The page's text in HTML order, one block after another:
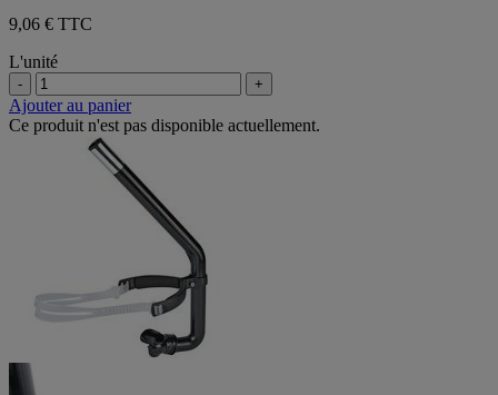
9,06 € TTC
L'unité
- +
Ajouter au panier
Ce produit n'est pas disponible actuellement.